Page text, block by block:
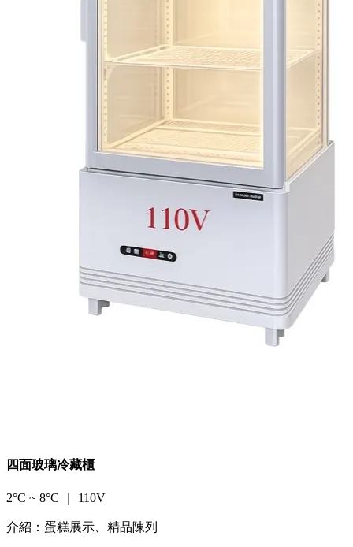
四面玻璃冷藏櫃
2°C ~ 8°C ｜ 110V
介紹：蛋糕展示、精品陳列